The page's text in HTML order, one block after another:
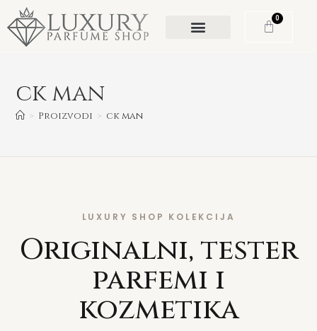
0
ck man
> Proizvodi > ck man
LUXURY SHOP KOLEKCIJA
Originalni, tester
parfemi i
kozmetika